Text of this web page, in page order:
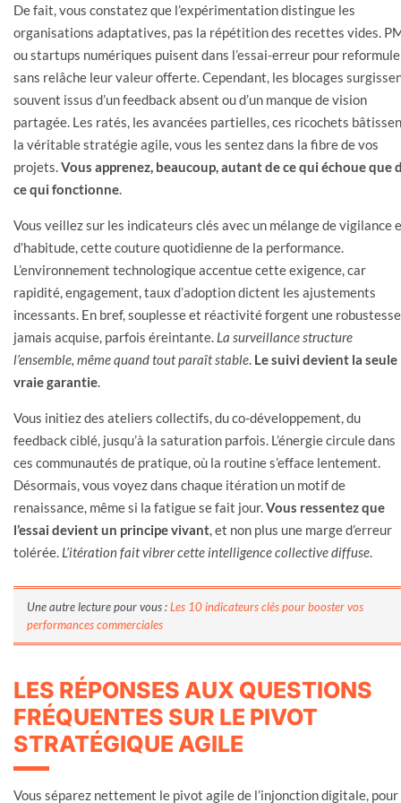
De fait, vous constatez que l’expérimentation distingue les
organisations adaptatives, pas la répétition des recettes vides.
ou startups numériques puisent dans l’essai-erreur pour
sans relâche leur valeur offerte. Cependant, les blocages
souvent issus d’un feedback absent ou d’un manque de vision
partagée. Les ratés, les avancées partielles, ces ricochets
la véritable stratégie agile, vous les sentez dans la fibre de vos
projets.Vous apprenez, beaucoup, autant de ce qui échoue que
ce qui fonctionne.
Vous veillez sur les indicateurs clés avec un mélange de vigilance
d’habitude, cette couture quotidienne de la performance.
L’environnement technologique accentue cette exigence, car
rapidité, engagement, taux d’adoption dictent les ajustements
incessants. En bref, souplesse et réactivité forgent une robustesse
jamais acquise, parfois éreintante. La surveillance structure
l’ensemble, même quand tout paraît stable. Le suivi devient la seule
vraie garantie.
Vous initiez des ateliers collectifs, du co-développement, du
feedback ciblé, jusqu’à la saturation parfois. L’énergie circule dans
ces communautés de pratique, où la routine s’efface lentement.
Désormais, vous voyez dans chaque itération un motif de
renaissance, même si la fatigue se fait jour.Vous ressentez que
l’essai devient un principe vivant, et non plus une marge d’erreur
tolérée. L’itération fait vibrer cette intelligence collective diffuse.
Une autre lecture pour vous :Les 10 indicateurs clés pour booster vos
performances commerciales
LES RÉPONSES AUX QUESTIONS
FRÉQUENTES SUR LE PIVOT
STRATÉGIQUE AGILE
Vous séparez nettement le pivot agile de l’injonction digitale, pour